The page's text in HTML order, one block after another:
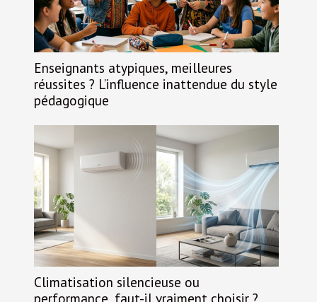
Enseignants atypiques, meilleures
réussites ? L’influence inattendue du style
pédagogique
Climatisation silencieuse ou
performance, faut-il vraiment choisir ?